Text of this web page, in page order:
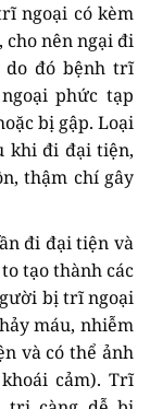
ngoại có kèm
cho nên ngại đi
do đó bệnh trĩ
phức tạp
bị gập. Loại
khi đi đại tiện,
thậm chí gây
đi đại tiện và
tạo thành các
bị trĩ ngoại
máu, nhiễm
và có thể ảnh
cảm). Trĩ